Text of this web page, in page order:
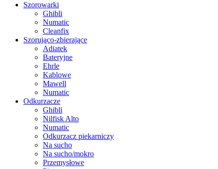
Szorowarki
Ghibli
Numatic
Cleanfix
Szorująco-zbierające
Adiatek
Bateryjne
Ehrle
Kablowe
Mawell
Numatic
Odkurzacze
Ghibli
Nilfisk Alto
Numatic
Odkurzacz piekarniczy
Na sucho
Na sucho/mokro
Przemysłowe